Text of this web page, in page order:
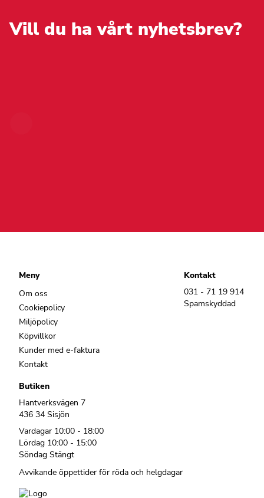
Vill du ha vårt nyhetsbrev?
Meny
Om oss
Cookiepolicy
Miljöpolicy
Köpvillkor
Kunder med e-faktura
Kontakt
Kontakt
031 - 71 19 914
Spamskyddad
Butiken
Hantverksvägen 7
436 34 Sisjön
Vardagar 10:00 - 18:00
Lördag 10:00 - 15:00
Söndag Stängt
Avvikande öppettider för röda och helgdagar